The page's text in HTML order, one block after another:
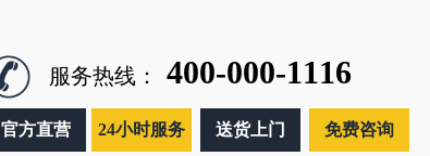
服务热线： 400-000-1116
官方直营 24小时服务 送货上门 免费咨询